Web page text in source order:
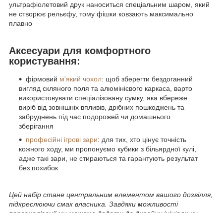
ультрафіолетовий друк наноситься спеціальним шаром, який
не створює рельєфу, тому фішки ковзають максимально
плавно
Аксесуари для комфортного
користування:
фірмовий м'який чохол: щоб зберегти бездоганний
вигляд скляного поля та алюмінієвого каркаса, варто
використовувати спеціалізовану сумку, яка вбереже
виріб від зовнішніх впливів, дрібних пошкоджень та
забруднень під час подорожей чи домашнього
зберігання
професійні ігрові зари: для тих, хто цінує точність
кожного ходу, ми пропонуємо кубики з більярдної кулі,
адже такі зари, не стираються та гарантують результат
без похибок
Цей набір стане центральним елементом вашого дозвілля,
підкреслюючи смак власника. Завдяки можливості